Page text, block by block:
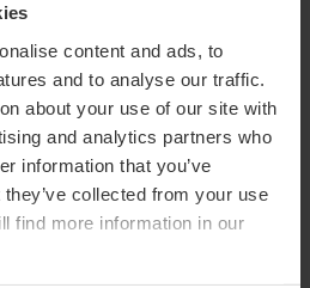
content and ads, to
and to analyse our traffic.
about your use of our site with
and analytics partners who
information that you’ve
collected from your use
find more information in our